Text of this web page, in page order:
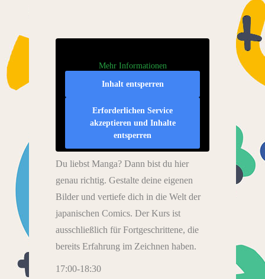
Mehr Informationen
Inhalt entsperren
Erforderlichen Service
akzeptieren und Inhalte
entsperren
Du liebst Manga? Dann bist du hier
genau richtig. Gestalte deine eigenen
Bilder und vertiefe dich in die Welt der
japanischen Comics. Der Kurs ist
ausschließlich für Fortgeschrittene, die
bereits Erfahrung im Zeichnen haben.
17:00-18:30